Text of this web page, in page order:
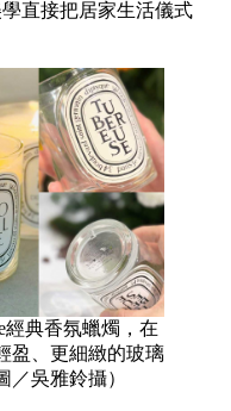
直接把居家生活儀式
經典香氛蠟燭，在
盈、更細緻的玻璃
吳雅鈴攝）